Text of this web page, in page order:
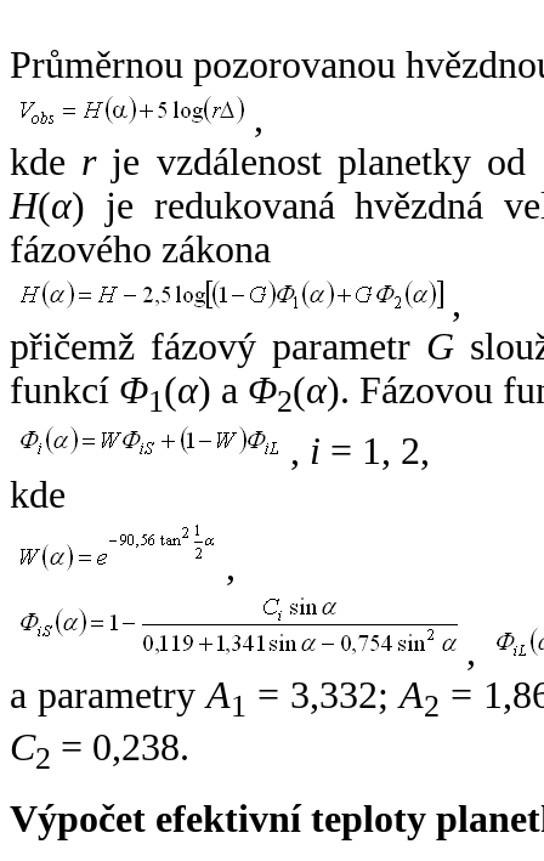
Průměrnou pozorovanou
,
kde rje vzdálenost planetky od
H(α) je redukovaná hvězdná
fázového zákona
,
přičemž fázový parametr G
funkcí Φ1(α) a Φ2(α). Fázovou
, i = 1, 2,
kde
,
,
a parametryA1 = 3,332;A2 =
C2 = 0,238.
Výpočet efektivní teploty